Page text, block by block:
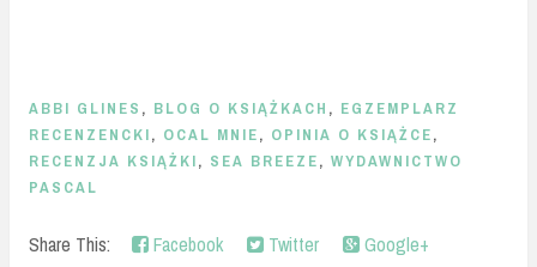
ABBI GLINES , BLOG O KSIĄŻKACH , EGZEMPLARZ
RECENZENCKI, OCAL MNIE, OPINIA O KSIĄŻCE,
RECENZJA KSIĄŻKI, SEA BREEZE, WYDAWNICTWO
PASCAL
Share This: Facebook Twitter
Google+